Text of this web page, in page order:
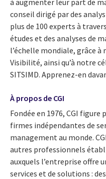
conseil dirigé par des
plus de 100 experts à
études et des analyses de
l’échelle mondiale, grâce à
Visibilité, ainsi qu’à notre
SITSIMD. Apprenez-en
À propos de CGI
Fondée en 1976, CGI
firmes indépendantes de
management au monde.
autres professionnels
auxquels l’entreprise offre
services et de solutions :